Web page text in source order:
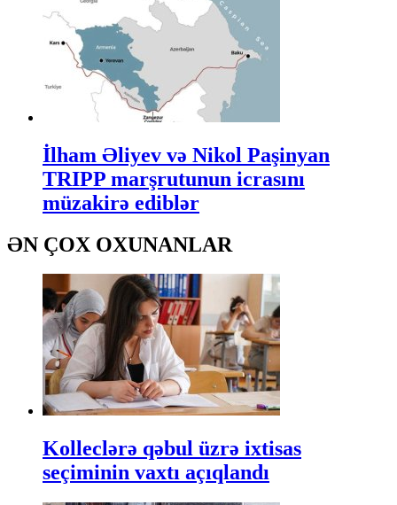
İlham Əliyev və Nikol Paşinyan
TRIPP marşrutunun icrasını
müzakirə ediblər
ƏN ÇOX OXUNANLAR
Kolleclərə qəbul üzrə ixtisas
seçiminin vaxtı açıqlandı